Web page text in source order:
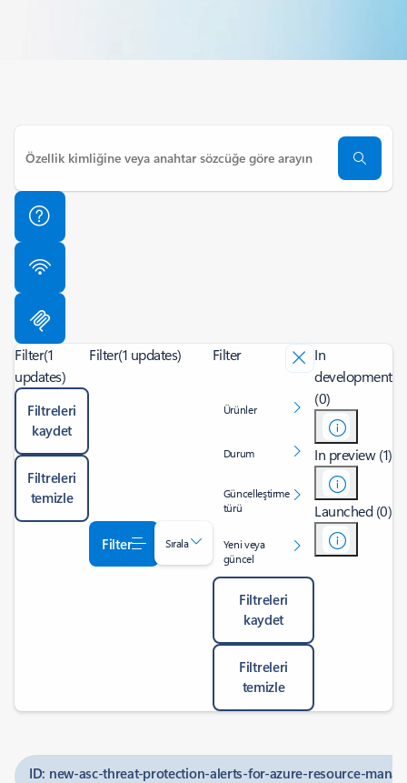
Filter(1
updates)
Filtreleri
kaydet
Filtreleri
temizle
Filter(1 updates)
Filter Sırala
Filter
Ürünler
Durum
Güncelleştirme
türü
Yeni veya
güncel
Filtreleri
kaydet
Filtreleri
temizle
In
development
(0)
In preview (1)
Launched (0)
ID: new-asc-threat-protection-alerts-for-azure-resource-